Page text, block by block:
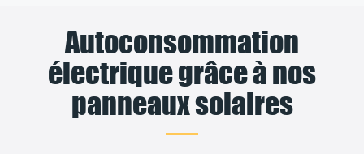
Autoconsommation
électrique grâce à nos
panneaux solaires